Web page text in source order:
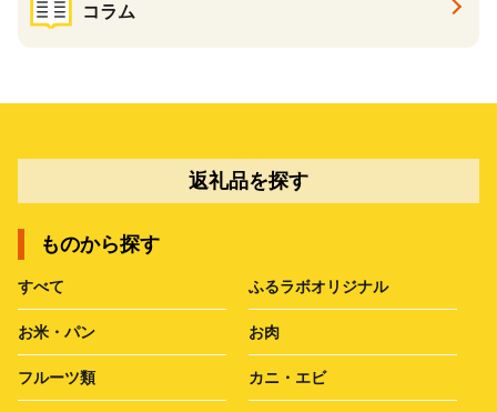
コラム
返礼品を探す
ものから探す
すべて ふるラボオリジナル
お米・パン お肉
フルーツ類 カニ・エビ